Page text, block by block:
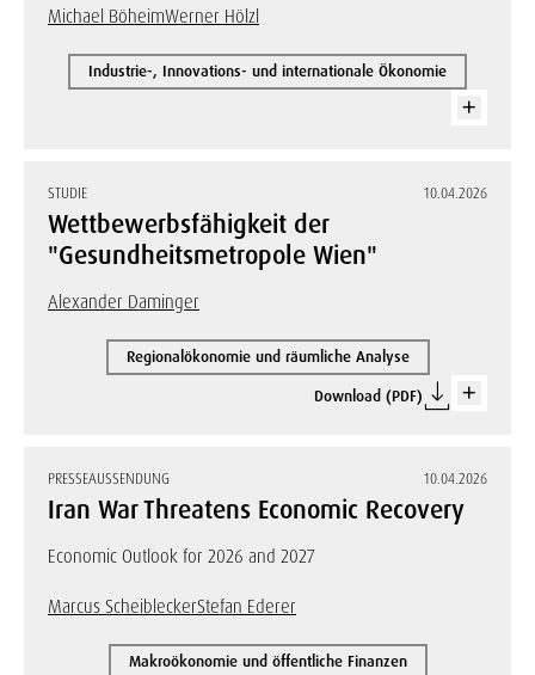
Michael BöheimWerner Hölzl
Industrie-, Innovations- und internationale Ökonomie
STUDIE 10.04.2026
Wettbewerbsfähigkeit der
"Gesundheitsmetropole Wien"
Alexander Daminger
Regionalökonomie und räumliche Analyse
Download (PDF)
PRESSEAUSSENDUNG 10.04.2026
Iran War Threatens Economic Recovery
Economic Outlook for 2026 and 2027
Marcus ScheibleckerStefan Ederer
Makroökonomie und öffentliche Finanzen